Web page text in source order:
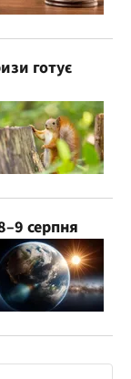
готує
серпня